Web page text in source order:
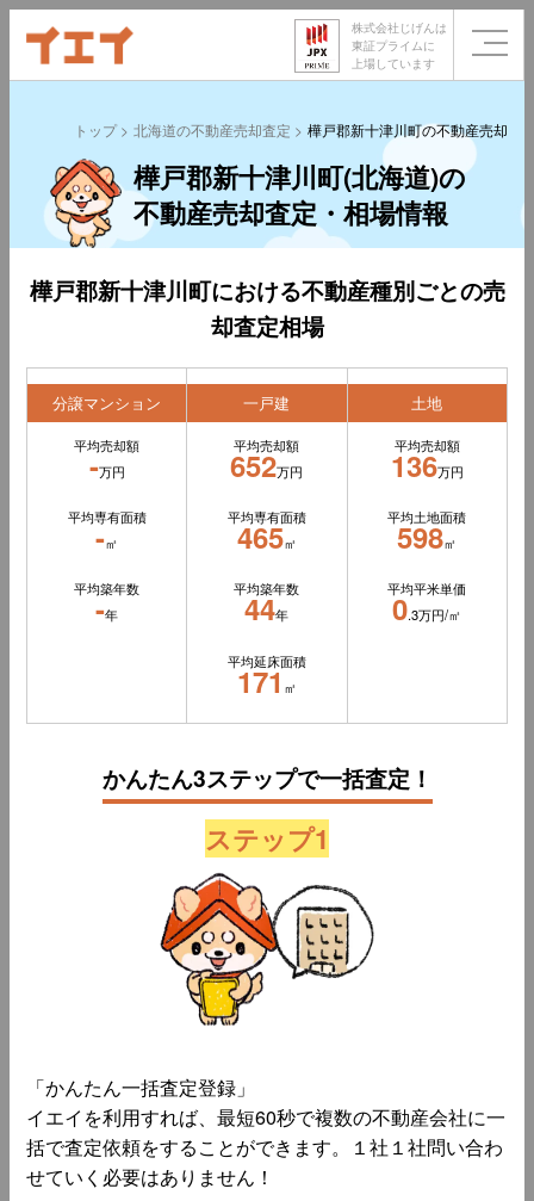
株式会社じげんは
東証プライムに
上場しています
トップ 北海道の不動産売却査定 樺戸郡新十津川町の不動産売却査
樺戸郡新十津川町(北海道)の
不動産売却査定・相場情報
樺戸郡新十津川町における不動産種別ごとの売
却査定相場
分譲マンション
平均売却額
-万円
平均専有面積
-㎡
平均築年数
-年
一戸建
平均売却額
652万円
平均専有面積
465㎡
平均築年数
44年
平均延床面積
171㎡
土地
平均売却額
136万円
平均土地面積
598㎡
平均平米単価
0.3万円/㎡
かんたん3ステップで一括査定！
ステップ1
「かんたん一括査定登録」
イエイを利用すれば、最短60秒で複数の不動産会社に一
括で査定依頼をすることができます。１社１社問い合わ
せていく必要はありません！